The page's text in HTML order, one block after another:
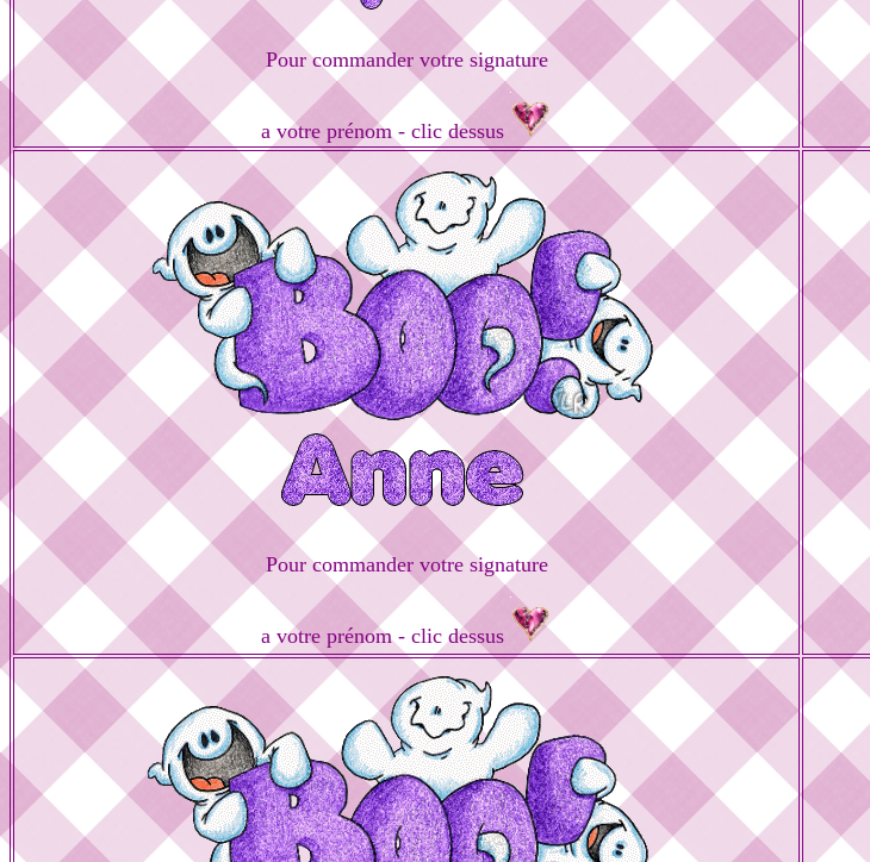
Pour commander votre signature
a votre prénom - clic dessus
Pour commander votre signature
a votre prénom - clic dessus